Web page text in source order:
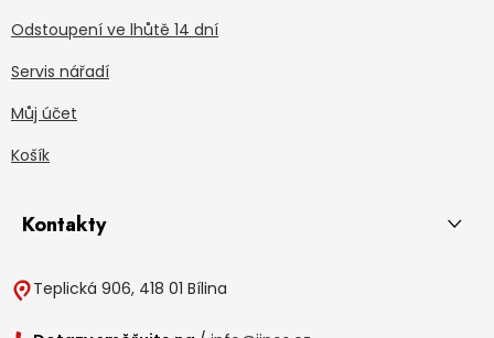
Odstoupení ve lhůtě 14 dní
Servis nářadí
Můj účet
Košík
Kontakty
Teplická 906, 418 01 Bílina